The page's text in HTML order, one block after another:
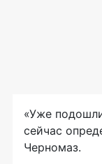
«Уже
сейчас
Черномаз.